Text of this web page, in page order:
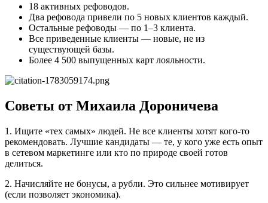
18 активных рефоводов.
Два рефовода привели по 5 новых клиентов каждый.
Остальные рефоводы — по 1–3 клиента.
Все приведенные клиенты — новые, не из
существующей базы.
Более 4 500 выпущенных карт лояльности.
Советы от Михаила Дороничева
1. Ищите «тех самых» людей. Не все клиенты хотят кого-то
рекомендовать. Лучшие кандидаты — те, у кого уже есть опыт
в сетевом маркетинге или кто по природе своей готов
делиться.
2. Начисляйте не бонусы, а рубли. Это сильнее мотивирует
(если позволяет экономика).